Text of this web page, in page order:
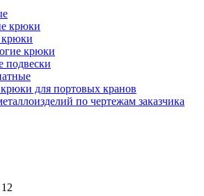
крюки
крюки
крюки
подвески
для портовых кранов
по чертежам заказчика